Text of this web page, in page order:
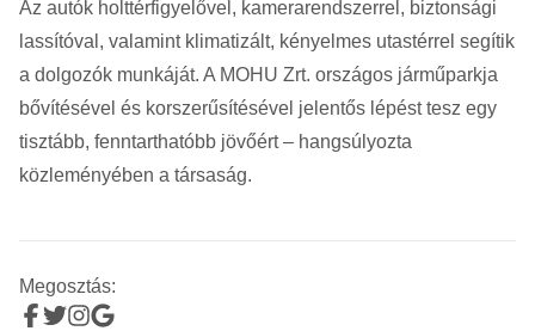
Az autók holttérfigyelővel, kamerarendszerrel, biztonsági
lassítóval, valamint klimatizált, kényelmes utastérrel segítik
a dolgozók munkáját. A MOHU Zrt. országos járműparkja
bővítésével és korszerűsítésével jelentős lépést tesz egy
tisztább, fenntarthatóbb jövőért – hangsúlyozta
közleményében a társaság.
Megosztás: